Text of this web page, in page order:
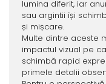
lumina diferit, iar
sau argintii își
și mișcare.
Multe dintre aceste
impactul vizual pe
schimbă rapid
primele detalii